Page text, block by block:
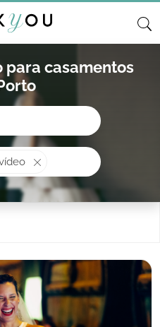
para casamentos
O que procura?